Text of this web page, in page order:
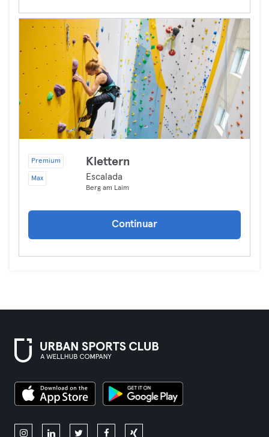
Premium
Max
Klettern
Escalada
Berg am Laim
Continuar